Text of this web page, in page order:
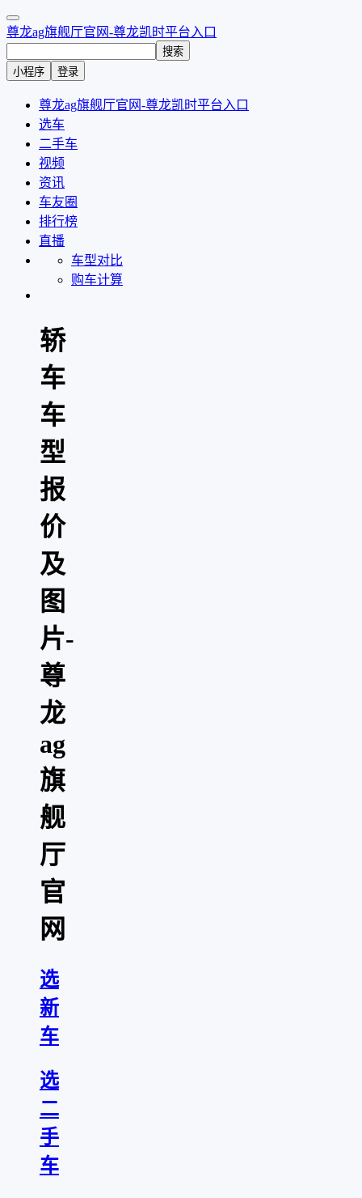
尊龙ag旗舰厅官网-尊龙凯时平台入口
搜索
小程序
登录
尊龙ag旗舰厅官网-尊龙凯时平台入口
选车
二手车
视频
资讯
车友圈
排行榜
直播
车型对比
购车计算
轿
车
车
型
报
价
及
图
片-
尊
龙
ag
旗
舰
厅
官
网
选
新
车
选
二
手
车